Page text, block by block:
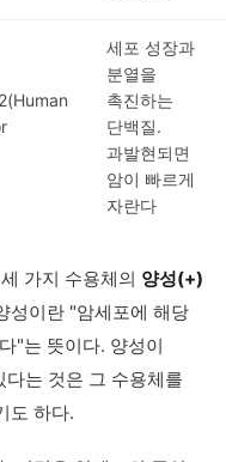
세포 성장과
분열을
촉진하는
단백질.
과발현되면
암이 빠르게
자란다
가지 수용체의 양성(+)
성이란 "암세포에 해당
"는 뜻이다. 양성이
는 것은 그 수용체를
도 하다.